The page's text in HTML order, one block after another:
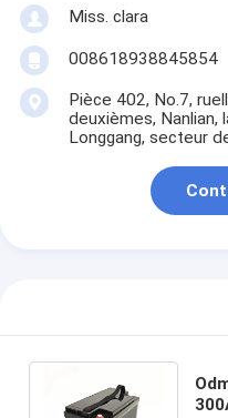
Miss. clara
008618938845854
Pièce 402, No.7,
deuxièmes, Nanlian,
Longgang, secteur